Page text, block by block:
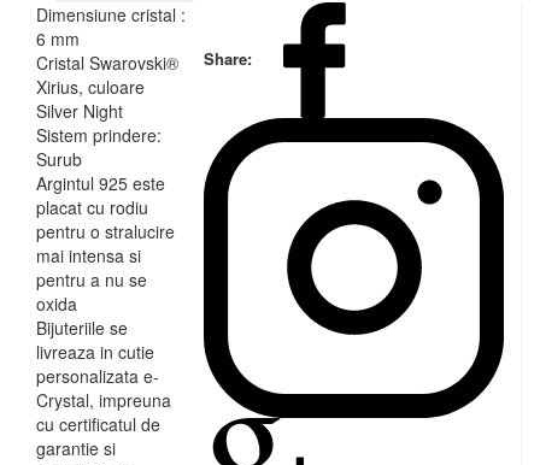
Share:
Dimensiune cristal :
6 mm
Cristal Swarovski®
Xirius, culoare
Silver Night
Sistem prindere:
Surub
Argintul 925 este
placat cu rodiu
pentru o stralucire
mai intensa si
pentru a nu se
oxida
Bijuteriile se
livreaza in cutie
personalizata e-
Crystal, impreuna
cu certificatul de
garantie si